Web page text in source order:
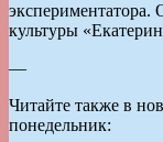
экспериментатора.
культуры
—
Читайте также в
понедельник: